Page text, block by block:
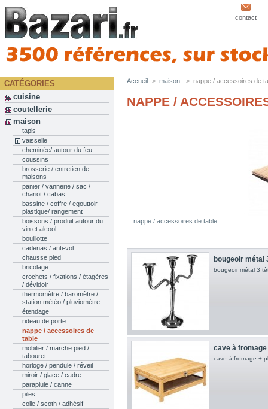
contact
CATÉGORIES
cuisine
coutellerie
maison
tapis
vaisselle
cheminée/ autour du feu
coussins
brosserie / entretien de
maisons
panier / vannerie / sac /
chariot / cabas
bassine / coffre / egouttoir
plastique/ rangement
boissons / produit autour du
vin et alcool
bouillotte
cadenas / anti-vol
chausse pied
bricolage
crochets / fixations / étagères
/ dévidoir
thermomètre / baromètre /
station météo / pluviomètre
étendage
rideau de porte
nappe / accessoires de
table
mobilier / marche pied /
tabouret
horloge / pendule / réveil
miroir / glace / cadre
parapluie / canne
piles
colle / scoth / adhésif
Accueil > maison > nappe / accessoires de
NAPPE /
nappe / accessoires de table
bougeoir métal
bougeoir métal 3
cave à fromage
cave à fromage +